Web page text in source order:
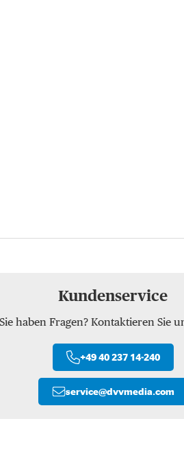
Kundenservice
Sie haben Fragen? Kontaktieren Sie
+49 40 237 14-240
service@dvvmedia.com